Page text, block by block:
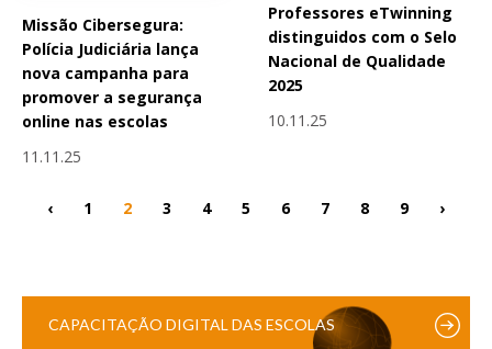
Missão Cibersegura:
Polícia Judiciária lança
nova campanha para
promover a segurança
online nas escolas
11.11.25
Professores eTwinning
distinguidos com o Selo
Nacional de Qualidade
2025
10.11.25
‹ 1 2 3 4 5 6 7 8 9 ›
CAPACITAÇÃO DIGITAL DAS ESCOLAS